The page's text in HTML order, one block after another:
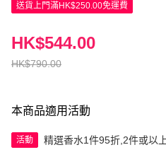
送貨上門滿HK$250.00免運費
HK$790.00
HK$544.00
本商品適用活動
活動 精選香水1件95折,2件或以